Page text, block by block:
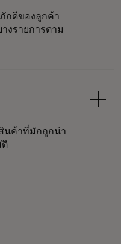
กดีของลูกค้า
งรายการตาม
นค้าที่มักถูกนำ
ติ